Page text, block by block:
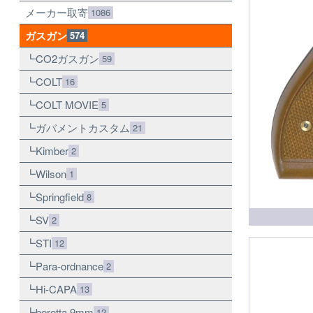
メーカー取寄 1086
ガスガン 574
CO2ガスガン 59
COLT 16
COLT MOVIE 5
ガバメントカスタム 21
Kimber 2
Wilson 1
Springfield 8
SV 2
STI 12
Para-ordnance 2
Hi-CAPA 13